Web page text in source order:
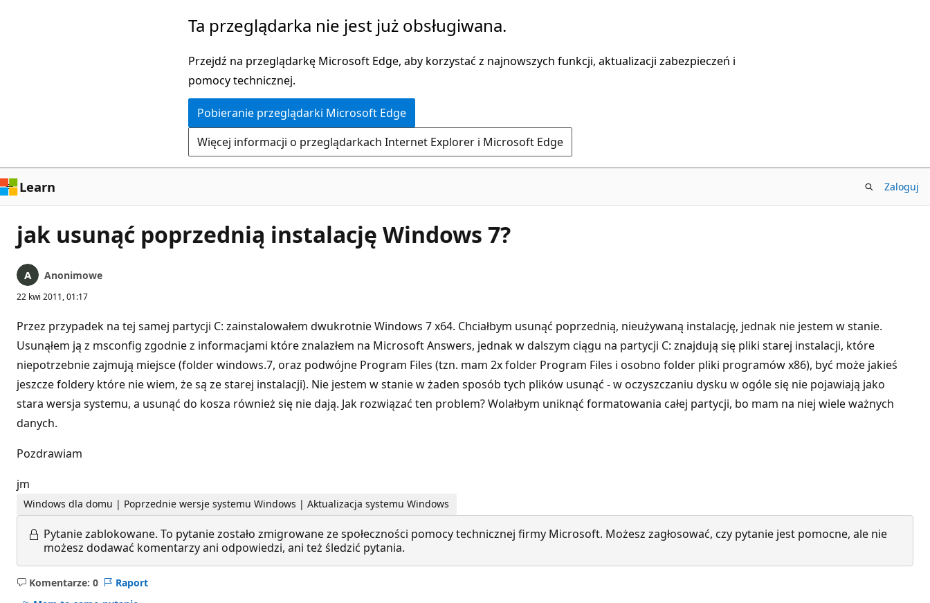
Ta przeglądarka nie jest już obsługiwana.
Przejdź na przeglądarkę Microsoft Edge, aby korzystać z najnowszych funkcji, aktualizacji zabezpieczeń i
pomocy technicznej.
Pobieranie przeglądarki Microsoft Edge
Więcej informacji o przeglądarkach Internet Explorer i Microsoft Edge
Learn Zaloguj
jak usunąć poprzednią instalację Windows 7?
Anonimowe
22 kwi 2011, 01:17
Przez przypadek na tej samej partycji C: zainstalowałem dwukrotnie Windows 7 x64. Chciałbym usunąć poprzednią, nieużywaną instalację, jednak nie jestem w stanie.
Usunąłem ją z msconfig zgodnie z informacjami które znalazłem na Microsoft Answers, jednak w dalszym ciągu na partycji C: znajdują się pliki starej instalacji, które
niepotrzebnie zajmują miejsce (folder windows.7, oraz podwójne Program Files (tzn. mam 2x folder Program Files i osobno folder pliki programów x86), być może jakieś
jeszcze foldery które nie wiem, że są ze starej instalacji). Nie jestem w stanie w żaden sposób tych plików usunąć - w oczyszczaniu dysku w ogóle się nie pojawiają jako
stara wersja systemu, a usunąć do kosza również się nie dają. Jak rozwiązać ten problem? Wolałbym uniknąć formatowania całej partycji, bo mam na niej wiele ważnych
danych.
Pozdrawiam
jm
Windows dla domu | Poprzednie wersje systemu Windows | Aktualizacja systemu Windows
Pytanie zablokowane. To pytanie zostało zmigrowane ze społeczności pomocy technicznej firmy Microsoft. Możesz zagłosować, czy pytanie jest pomocne, ale nie
możesz dodawać komentarzy ani odpowiedzi, ani też śledzić pytania.
Komentarze: 0
Brak
Raport